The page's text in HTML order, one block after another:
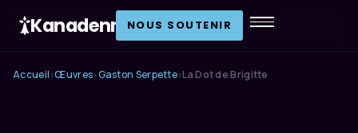
Kanadenn NOUS SOUTENIR
Accueil ›Œuvres›Gaston Serpette›La Dot de Brigitte